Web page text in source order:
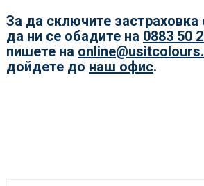
За да сключите
да ни се обадите на 0883 50
пишете на
дойдете до наш офис.